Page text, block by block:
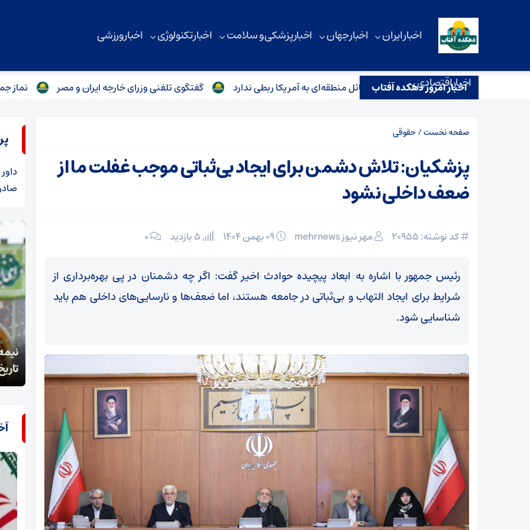
اخبار ایران اخبار جهان اخبار پزشکی و سلامت اخبار تکنولوژی اخبار ورزشی
اخبار اقتصادی
اخبار امروز دهکده آفتاب
کوثری: توانمندی موشکی و مسائل منطقه‌ای به آمریکا ربطی ندارد گفتگوی تلفنی وزرای خارجه ایران و مصر نماز جمعه
صفحه نخست/حقوقی
پزشکیان: تلاش دشمن برای ایجاد بی‌ثباتی موجب غفلت ما از
ضعف‌ داخلی نشود
کد نوشته: 20955 مهر نیوز mehrnews ۰
رئیس جمهور با اشاره به ابعاد پیچیده حوادث اخیر گفت‌: اگر چه دشمنان در پی بهره‌برداری از
شرایط برای ایجاد التهاب و بی‌ثباتی در جامعه هستند، اما ضعف‌ها و نارسایی‌های داخلی هم باید
شناسایی شود.
داور
خیز دولت برای آزادسازی ارز با شارژ 70 همتی/عبور
بانک از نگاه سنتی
نیمه شعبان نماد امتداد امامت و مسئولیت‌آفرینی در
تاریخ اسلام است